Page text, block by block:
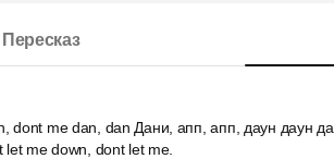
Пересказ
dont me dan, dan Дани, апп, апп, даун даун да
me down, dont let me.